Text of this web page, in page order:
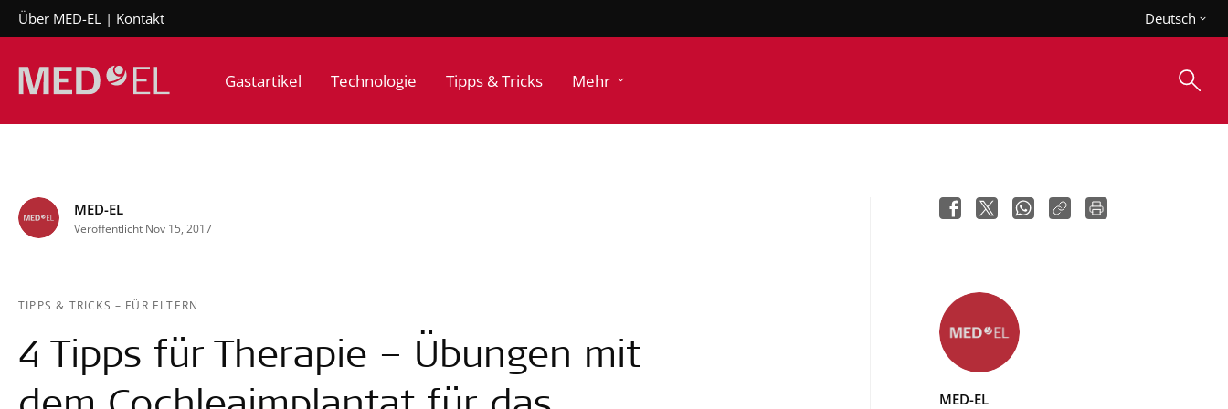
Über MED-EL Kontakt Deutsch
Gastartikel Technologie Tipps & Tricks Mehr
MED-EL
Veröffentlicht Nov 15, 2017
TIPPS & TRICKS – FÜR ELTERN
4 Tipps für Therapie – Übungen mit
MED-EL